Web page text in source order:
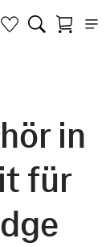
in
für